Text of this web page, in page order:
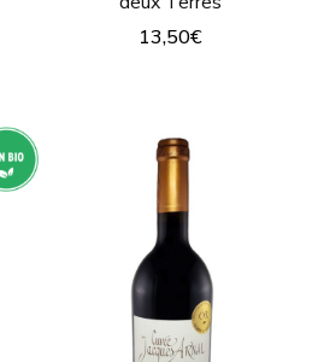
13,50€
a
plusieurs
variations.
Les
options
peuvent